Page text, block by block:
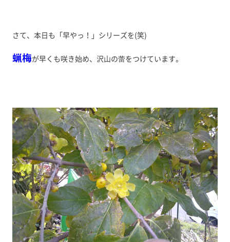
さて、本日も「早やっ！」シリーズを(笑)
蝋梅が早くも咲き始め、沢山の蕾をつけています。